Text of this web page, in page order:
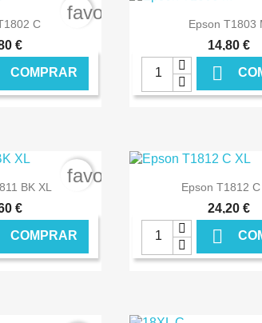
C
€
COMPRAR
€ ONLINE
favorite_border  Ver+
Epson T1803
14,80 €

BK XL
€
COMPRAR
favorite_border  Ver+
Epson T1812
24,20 €
